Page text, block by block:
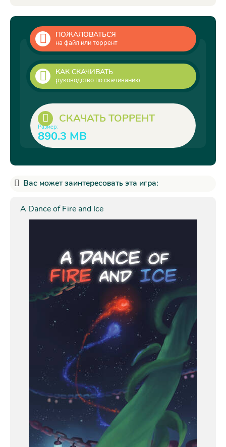
ПОЖАЛОВАТЬСЯ
на файл или торрент
КАК СКАЧИВАТЬ
руководство по скачиванию
СКАЧАТЬ ТОРРЕНТ
Размер:
890.3 MB
Вас может заинтересовать эта игра:
A Dance of Fire and Ice